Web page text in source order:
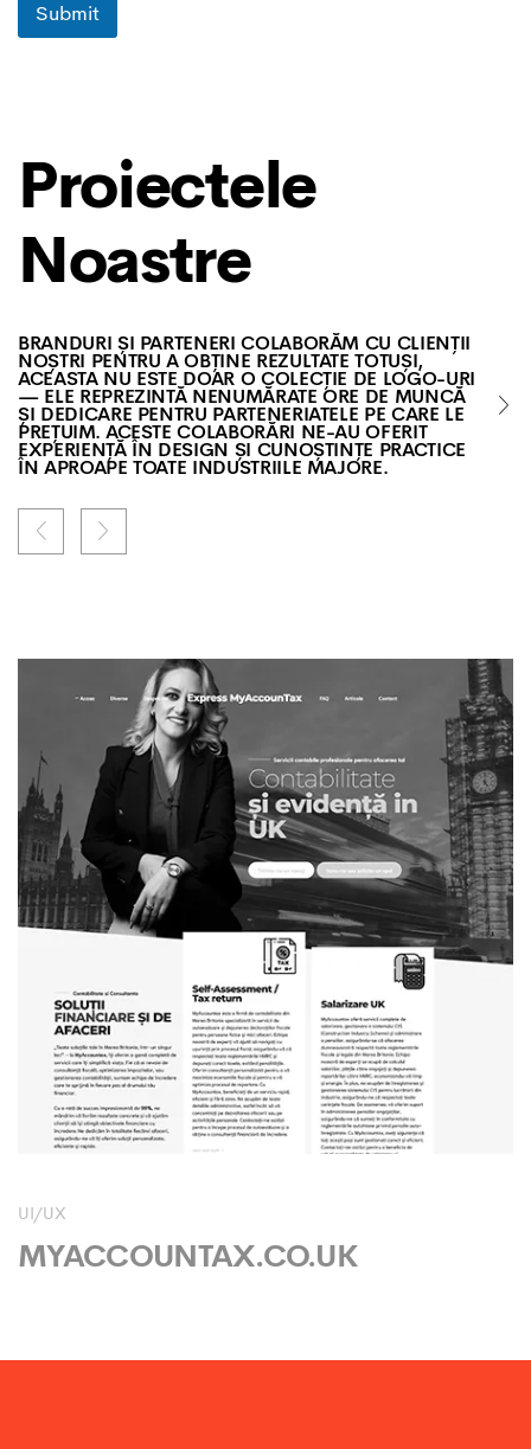
Submit
Proiectele
Noastre
BRANDURI ȘI PARTENERI COLABORĂM CU CLIENȚII
NOȘTRI PENTRU A OBȚINE REZULTATE TOTUȘI,
ACEASTA NU ESTE DOAR O COLECȚIE DE LOGO-URI
— ELE REPREZINTĂ NENUMĂRATE ORE DE MUNCĂ
ȘI DEDICARE PENTRU PARTENERIATELE PE CARE LE
PREȚUIM. ACESTE COLABORĂRI NE-AU OFERIT
EXPERIENȚĂ ÎN DESIGN ȘI CUNOȘTINȚE PRACTICE
ÎN APROAPE TOATE INDUSTRIILE MAJORE.
UI/UX
MYACCOUNTAX.CO.UK